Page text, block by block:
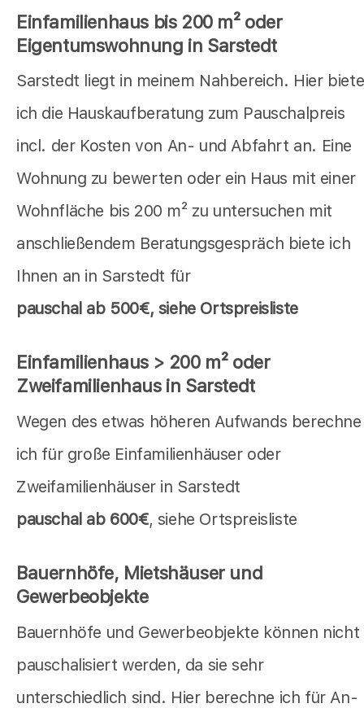
Einfamilienhaus bis 200 m² oder
Eigentumswohnung in Sarstedt
Sarstedt liegt in meinem Nahbereich. Hier biete
ich die Hauskaufberatung zum Pauschalpreis
incl. der Kosten von An- und Abfahrt an. Eine
Wohnung zu bewerten oder ein Haus mit einer
Wohnfläche bis 200 m² zu untersuchen mit
anschließendem Beratungsgespräch biete ich
Ihnen an in Sarstedt für
pauschal ab 500€, siehe Ortspreisliste
Einfamilienhaus > 200 m² oder
Zweifamilienhaus in Sarstedt
Wegen des etwas höheren Aufwands berechne
ich für große Einfamilienhäuser oder
Zweifamilienhäuser in Sarstedt
pauschal ab 600€, siehe Ortspreisliste
Bauernhöfe, Mietshäuser und
Gewerbeobjekte
Bauernhöfe und Gewerbeobjekte können nicht
pauschalisiert werden, da sie sehr
unterschiedlich sind. Hier berechne ich für An-